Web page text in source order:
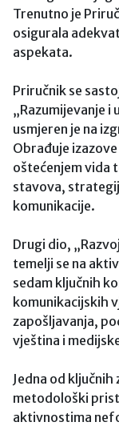
Trenutno je
osigurala
aspekata.
Priručnik se
„Razumijevanje i
usmjeren je na
Obrađuje
oštećenjem vida
stavova,
komunikacije.
Drugi dio,
temelji se na
sedam ključnih
komunikacijskih
zapošljavanja,
vještina i
Jedna od
metodološki
aktivnostima